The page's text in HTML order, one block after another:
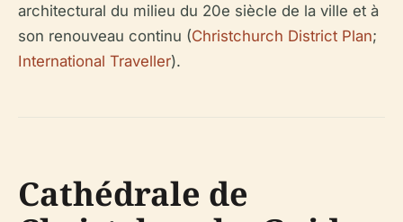
architectural du milieu du 20e siècle de la ville et à
son renouveau continu (Christchurch District Plan;
International Traveller).
Cathédrale de